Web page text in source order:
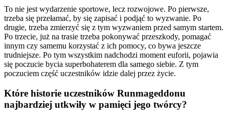
To nie jest wydarzenie sportowe, lecz rozwojowe. Po pierwsze,
trzeba się przełamać, by się zapisać i podjąć to wyzwanie. Po
drugie, trzeba zmierzyć się z tym wyzwaniem przed samym startem.
Po trzecie, już na trasie trzeba pokonywać przeszkody, pomagać
innym czy samemu korzystać z ich pomocy, co bywa jeszcze
trudniejsze. Po tym wszystkim nadchodzi moment euforii, pojawia
się poczucie bycia superbohaterem dla samego siebie. Z tym
poczuciem część uczestników idzie dalej przez życie.
Które historie uczestników Runmageddonu
najbardziej utkwiły w pamięci jego twórcy?